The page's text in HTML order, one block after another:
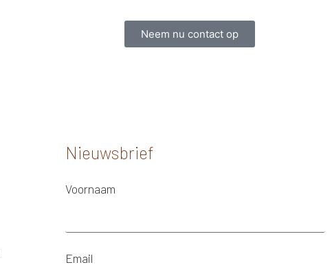
Neem nu contact op
Nieuwsbrief
Voornaam
Email